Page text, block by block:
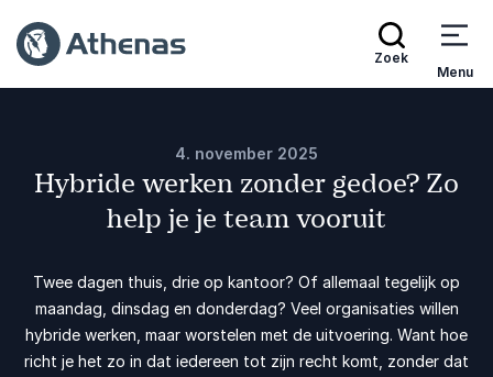
Zoek
Menu
4. november 2025
Hybride werken zonder gedoe? Zo
help je je team vooruit
Twee dagen thuis, drie op kantoor? Of allemaal tegelijk op
maandag, dinsdag en donderdag? Veel organisaties willen
hybride werken, maar worstelen met de uitvoering. Want hoe
richt je het zo in dat iedereen tot zijn recht komt, zonder dat